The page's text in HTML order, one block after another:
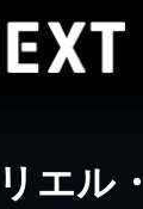
リエ